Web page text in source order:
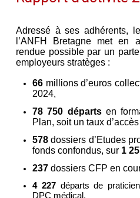
Adressé à ses adhérents,
l’ANFH Bretagne met en
rendue possible par un
employeurs stratèges :
66 millions d’euros
2024,
78 750 départs en
Plan, soit un taux
578 dossiers d’Etudes
fonds confondus, sur 1
237 dossiers CFP en
4 227 départs de
DPC médical.